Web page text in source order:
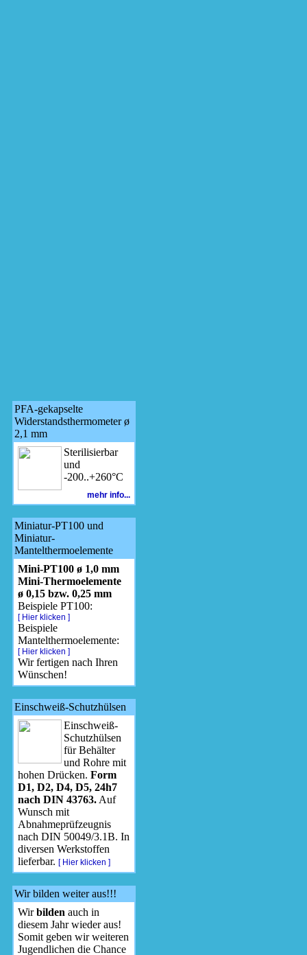
PFA-gekapselte
Widerstandsthermometer ø
2,1 mm
Sterilisierbar
und
-200..+260°C
mehr info...
Miniatur-PT100 und
Miniatur-
Mantelthermoelemente
Mini-PT100 ø 1,0 mm
Mini-Thermoelemente
ø 0,15 bzw. 0,25 mm
Beispiele PT100:
[ Hier klicken ]
Beispiele
Mantelthermoelemente:
[ Hier klicken ]
Wir fertigen nach Ihren
Wünschen!
Einschweiß-Schutzhülsen
Einschweiß-
Schutzhülsen
für Behälter
und Rohre mit
hohen Drücken. Form
D1, D2, D4, D5, 24h7
nach DIN 43763. Auf
Wunsch mit
Abnahmeprüfzeugnis
nach DIN 50049/3.1B. In
diversen Werkstoffen
lieferbar. [ Hier klicken ]
Wir bilden weiter aus!!!
Wirbilden auch in
diesem Jahr wieder aus!
Somit geben wir weiteren
Jugendlichen die Chance